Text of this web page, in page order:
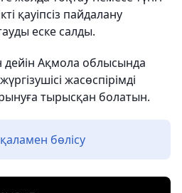
қауіпсіз пайдалану
еске салды.
дейін Ақмола облысында
жасөспірімді
тырысқан болатын.
бөлісу